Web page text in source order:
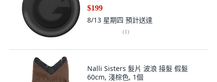
$199
8/13 星期四 預計送達
(1)
Nalli Sisters 髮片 波浪 接髮 假髮
60cm, 淺棕色, 1個